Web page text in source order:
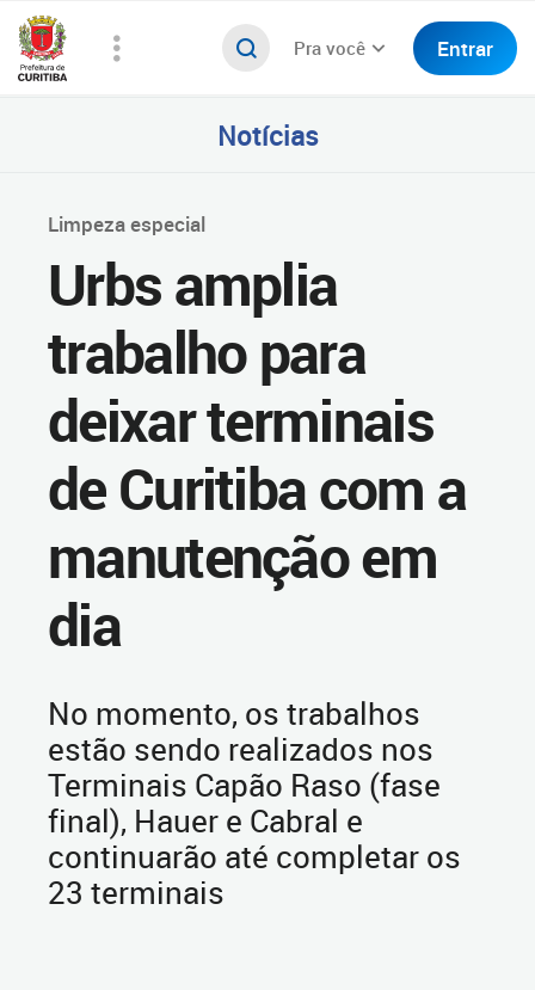
Pra você Entrar
Notícias
Limpeza especial
Urbs amplia
trabalho para
deixar terminais
de Curitiba com a
manutenção em
dia
No momento, os trabalhos
estão sendo realizados nos
Terminais Capão Raso (fase
final), Hauer e Cabral e
continuarão até completar os
23 terminais